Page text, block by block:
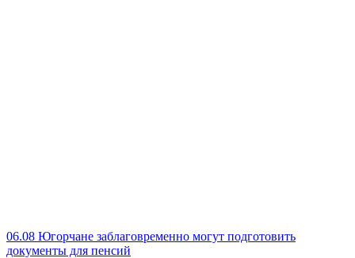
06.08 Югорчане заблаговременно могут подготовить
документы для пенсий